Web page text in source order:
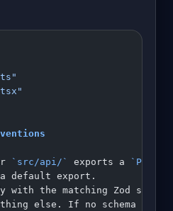
`src/api/` exports a `POST`
default export.
with the matching Zod
else. If no schema